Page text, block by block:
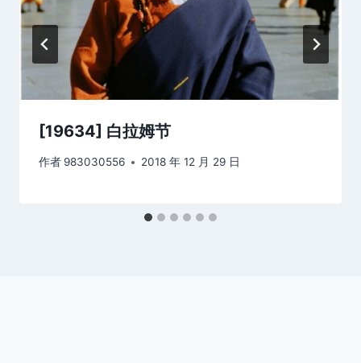
[19634] 白拉姆节
作者 983030556 2018 年 12 月 29 日